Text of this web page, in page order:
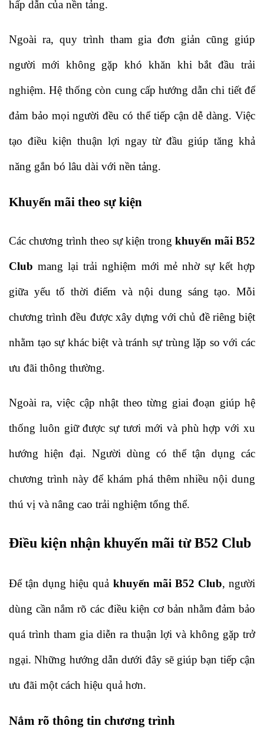
hấp dẫn của nền tảng.
Ngoài ra, quy trình tham gia đơn giản cũng giúp
người mới không gặp khó khăn khi bắt đầu trải
nghiệm. Hệ thống còn cung cấp hướng dẫn chi tiết để
đảm bảo mọi người đều có thể tiếp cận dễ dàng. Việc
tạo điều kiện thuận lợi ngay từ đầu giúp tăng khả
năng gắn bó lâu dài với nền tảng.
Khuyến mãi theo sự kiện
Các chương trình theo sự kiện trong khuyến mãi B52
Club mang lại trải nghiệm mới mẻ nhờ sự kết hợp
giữa yếu tố thời điểm và nội dung sáng tạo. Mỗi
chương trình đều được xây dựng với chủ đề riêng biệt
nhằm tạo sự khác biệt và tránh sự trùng lặp so với các
ưu đãi thông thường.
Ngoài ra, việc cập nhật theo từng giai đoạn giúp hệ
thống luôn giữ được sự tươi mới và phù hợp với xu
hướng hiện đại. Người dùng có thể tận dụng các
chương trình này để khám phá thêm nhiều nội dung
thú vị và nâng cao trải nghiệm tổng thể.
Điều kiện nhận khuyến mãi từ B52 Club
Để tận dụng hiệu quả khuyến mãi B52 Club, người
dùng cần nắm rõ các điều kiện cơ bản nhằm đảm bảo
quá trình tham gia diễn ra thuận lợi và không gặp trở
ngại. Những hướng dẫn dưới đây sẽ giúp bạn tiếp cận
ưu đãi một cách hiệu quả hơn.
Nắm rõ thông tin chương trình